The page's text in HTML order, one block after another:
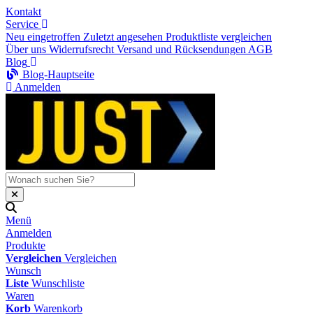
Kontakt
Service
Neu eingetroffen Zuletzt angesehen Produktliste vergleichen
Über uns Widerrufsrecht Versand und Rücksendungen AGB
Blog
Blog-Hauptseite
Anmelden
Menü
Anmelden
Produkte
Vergleichen Vergleichen
Wunsch
Liste Wunschliste
Waren
Korb Warenkorb